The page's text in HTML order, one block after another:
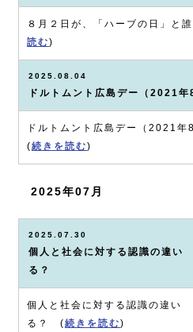
８月２日が、「ハーブの日」と
読む )
2025.08.04
ドルトムント広島デー（2021
ドルトムント広島デー（2021
( 続きを読む )
2025年07月
2025.07.30
個人と社会に対する認識の違い
る？
個人と社会に対する認識の違い
る？ ( 続きを読む )